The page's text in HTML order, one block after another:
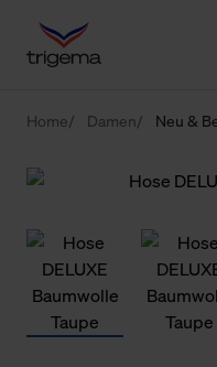
Home Damen Neu &